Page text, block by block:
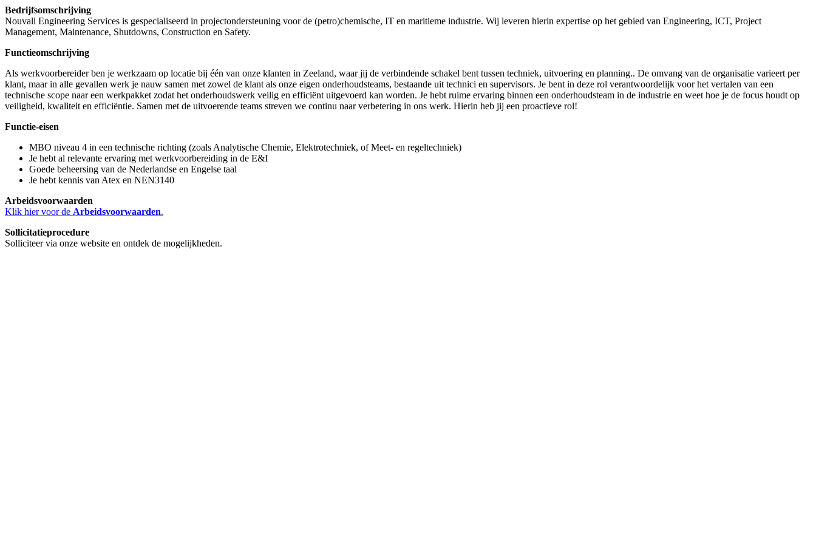
Bedrijfsomschrijving
Nouvall Engineering Services is gespecialiseerd in projectondersteuning voor de (petro)chemische, IT en maritieme industrie. Wij leveren hierin expertise op het gebied van Engineering, ICT, Project
Management, Maintenance, Shutdowns, Construction en Safety.
Functieomschrijving
Als werkvoorbereider ben je werkzaam op locatie bij één van onze klanten in Zeeland, waar jij de verbindende schakel bent tussen techniek, uitvoering en planning.. De omvang van de organisatie varieert per
klant, maar in alle gevallen werk je nauw samen met zowel de klant als onze eigen onderhoudsteams, bestaande uit technici en supervisors. Je bent in deze rol verantwoordelijk voor het vertalen van een
technische scope naar een werkpakket zodat het onderhoudswerk veilig en efficiënt uitgevoerd kan worden. Je hebt ruime ervaring binnen een onderhoudsteam in de industrie en weet hoe je de focus houdt op
veiligheid, kwaliteit en efficiëntie. Samen met de uitvoerende teams streven we continu naar verbetering in ons werk. Hierin heb jij een proactieve rol!
Functie-eisen
MBO niveau 4 in een technische richting (zoals Analytische Chemie, Elektrotechniek, of Meet- en regeltechniek)
Je hebt al relevante ervaring met werkvoorbereiding in de E&I
Goede beheersing van de Nederlandse en Engelse taal
Je hebt kennis van Atex en NEN3140
Arbeidsvoorwaarden
Klik hier voor de Arbeidsvoorwaarden.
Sollicitatieprocedure
Solliciteer via onze website en ontdek de mogelijkheden.